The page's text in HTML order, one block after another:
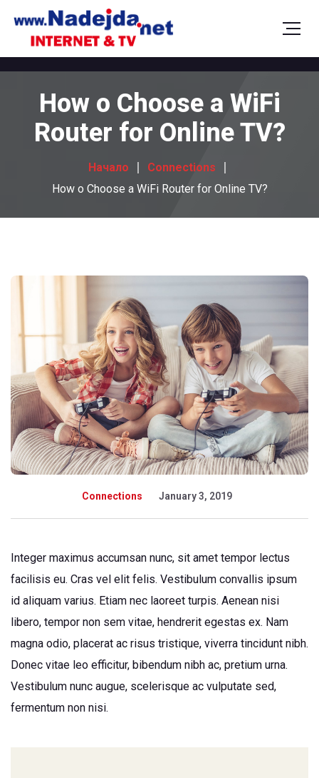
How o Choose a WiFi
Router for Online TV?
Начало
Connections
How o Choose a WiFi Router for Online TV?
Connections January 3, 2019
Integer maximus accumsan nunc, sit amet tempor lectus
facilisis eu. Cras vel elit felis. Vestibulum convallis ipsum
id aliquam varius. Etiam nec laoreet turpis. Aenean nisi
libero, tempor non sem vitae, hendrerit egestas ex. Nam
magna odio, placerat ac risus tristique, viverra tincidunt nibh.
Donec vitae leo efficitur, bibendum nibh ac, pretium urna.
Vestibulum nunc augue, scelerisque ac vulputate sed,
fermentum non nisi.